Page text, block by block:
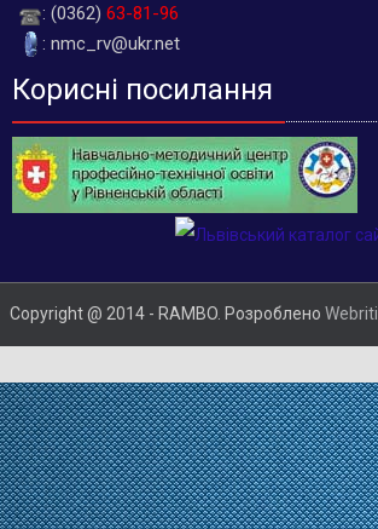
: (0362) 63-81-96
: nmc_rv@ukr.net
Корисні посилання
Copyright @ 2014 - RAMBO. Розроблено Webriti